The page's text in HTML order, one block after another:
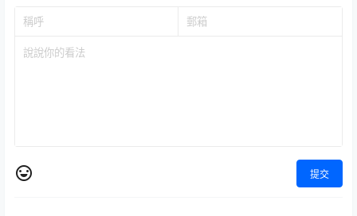
提交